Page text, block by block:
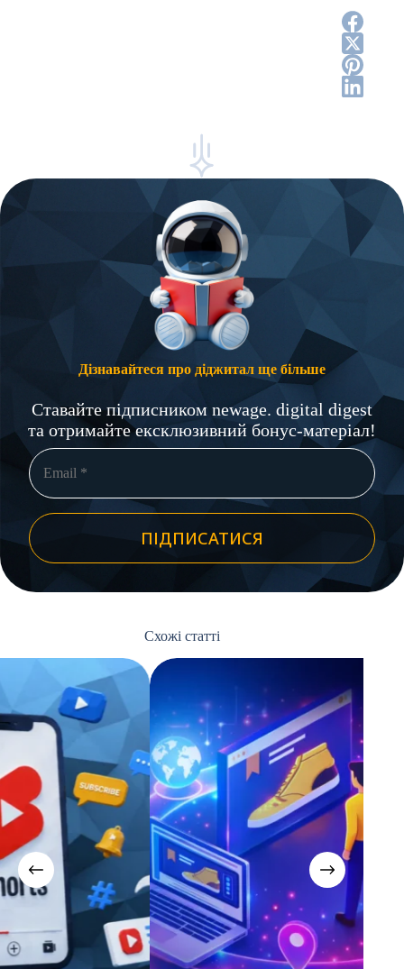
Дізнавайтеся про діджитал ще більше
Ставайте підписником newage. digital digest
та отримайте ексклюзивний бонус-матеріал!
ПІДПИСАТИСЯ
Схожі статті